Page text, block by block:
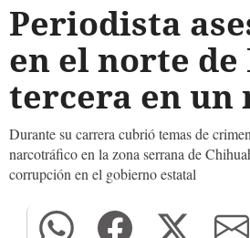
Periodista
en el norte de
tercera en un
Durante su carrera cubrió temas de
narcotráfico en la zona serrana de
corrupción en el gobierno estatal